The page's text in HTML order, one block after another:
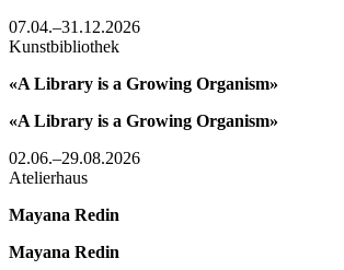
07.04.–31.12.2026
Kunstbibliothek
«A Library is a Growing Organism»
«A Library is a Growing Organism»
02.06.–29.08.2026
Atelierhaus
Mayana Redin
Mayana Redin